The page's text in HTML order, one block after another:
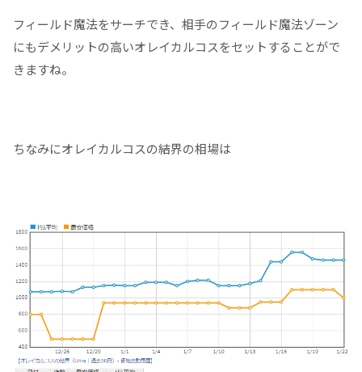
フィールド魔法をサーチでき、相手のフィールド魔法ゾーン
にもデメリットの高いオレイカルコスをセットすることがで
きますね。
ちなみにオレイカルコスの結界の相場は